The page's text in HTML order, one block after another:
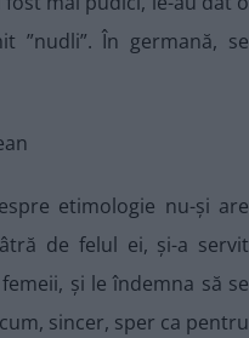
”nudli”. În germană, se
etimologie nu-și are
de felul ei, și-a servit
și le îndemna să se
sincer, sper ca pentru